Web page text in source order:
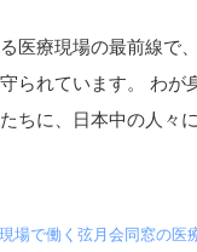
医療現場の最前線で
られています。 わ
ちに、日本中の人
場で働く弦月会同窓の